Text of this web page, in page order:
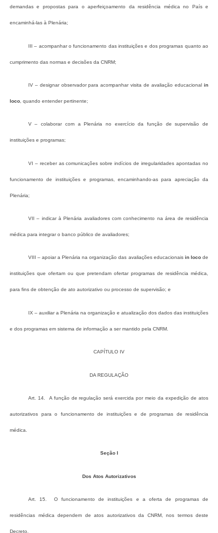
demandas e propostas para o aperfeiçoamento da residência médica no País e
encaminhá-las à Plenária;
III – acompanhar o funcionamento das instituições e dos programas quanto ao
cumprimento das normas e decisões da CNRM;
IV – designar observador para acompanhar visita de avaliação educacional in
loco , quando entender pertinente;
V – colaborar com a Plenária no exercício da função de supervisão de
instituições e programas;
VI – receber as comunicações sobre indícios de irregularidades apontadas no
funcionamento de instituições e programas, encaminhando-as para apreciação da
Plenária;
VII – indicar à Plenária avaliadores com conhecimento na área de residência
médica para integrar o banco público de avaliadores;
VIII – apoiar a Plenária na organização das avaliações educacionais in locode
instituições que ofertam ou que pretendam ofertar programas de residência médica,
para fins de obtenção de ato autorizativo ou processo de supervisão; e
IX – auxiliar a Plenária na organização e atualização dos dados das instituições
e dos programas em sistema de informação a ser mantido pela CNRM.
CAPÍTULO IV
DA REGULAÇÃO
Art. 14. A função de regulação será exercida por meio da expedição de atos
autorizativos para o funcionamento de instituições e de programas de residência
médica.
Seção I
Dos Atos Autorizativos
Art. 15. O funcionamento de instituições e a oferta de programas de
residências médica dependem de atos autorizativos da CNRM, nos termos deste
Decreto.